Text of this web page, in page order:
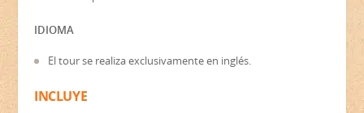
IDIOMA
El tour se realiza exclusivamente en inglés.
INCLUYE